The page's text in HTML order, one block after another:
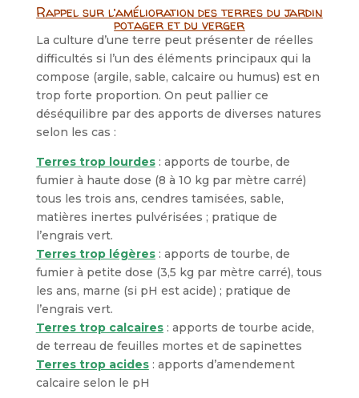
Rappel sur l’amélioration des terres du jardin
potager et du verger
La culture d’une terre peut présenter de réelles
difficultés si l’un des éléments principaux qui la
compose (argile, sable, calcaire ou humus) est en
trop forte proportion. On peut pallier ce
déséquilibre par des apports de diverses natures
selon les cas :
Terres trop lourdes: apports de tourbe, de
fumier à haute dose (8 à 10 kg par mètre carré)
tous les trois ans, cendres tamisées, sable,
matières inertes pulvérisées ; pratique de
l’engrais vert.
Terres trop légères: apports de tourbe, de
fumier à petite dose (3,5 kg par mètre carré), tous
les ans, marne (si pH est acide) ; pratique de
l’engrais vert.
Terres trop calcaires: apports de tourbe acide,
de terreau de feuilles mortes et de sapinettes
Terres trop acides: apports d’amendement
calcaire selon le pH